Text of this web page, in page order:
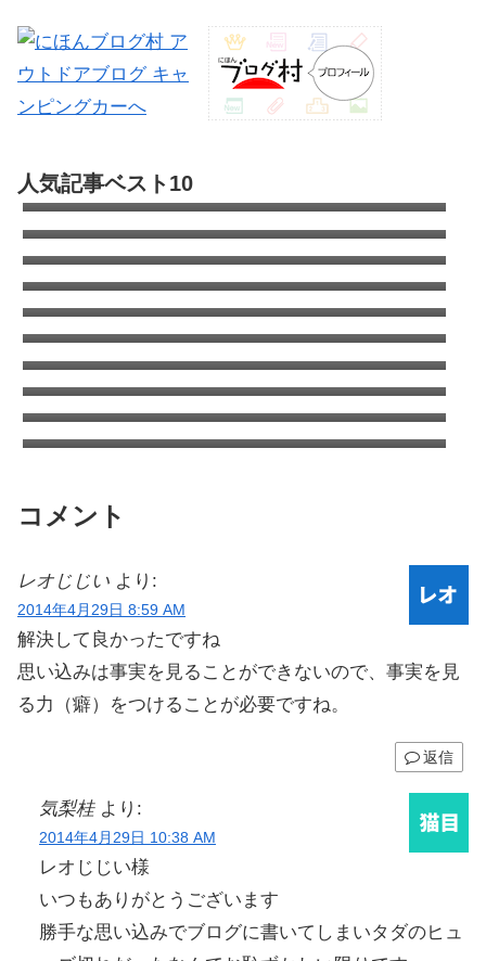
なく便利な快適装備が発電機で
ましい位置キャンピングカー標準
的...
人気記事ベスト10
Partsfan！カムロードもあるよ
キャンピングカーのオールペン全容｜キャブ
コン全塗の費用は?
カムロードのタイヤはこれで決まり！デイブ
レイクのタイヤ交換
エアコン室外機がタイヤを劣化させる！オゾ
ンクラッキング
キャンピングカーの清水タンクを清掃（塩素
について考える）
コロナのウインドエアコンをキャンピングカ
ーに取り付け
ANA国内線システムリニューアルでちょっと
得した話
ANAワイドゴールドVISA/MASTERはSFCに
切り替えても年会費追加徴収はなし
タイヤをミシュランAGILISキャンピングに交
換 | キャンピングカーの乗り心地を改善する
方法
日本もここまで来たか車中泊は危険がいっぱ
い？
コメント
レオじじい より:
2014年4月29日 8:59 AM
解決して良かったですね
思い込みは事実を見ることができないので、事実を見
る力（癖）をつけることが必要ですね。
返信
気梨桂 より:
2014年4月29日 10:38 AM
レオじじい様
いつもありがとうございます
勝手な思い込みでブログに書いてしまいタダのヒュ